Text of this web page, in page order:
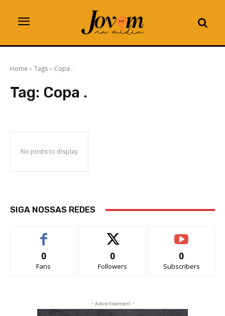
Home Tags Copa .
Tag: Copa .
No posts to display
SIGA NOSSAS REDES
0
Fans
0
Followers
0
Subscribers
- Advertisement -